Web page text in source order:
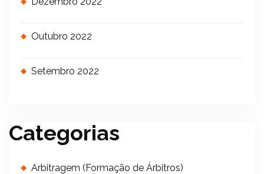
Outubro 2022
Setembro 2022
Categorias
Arbitragem (Formação de Árbitros)